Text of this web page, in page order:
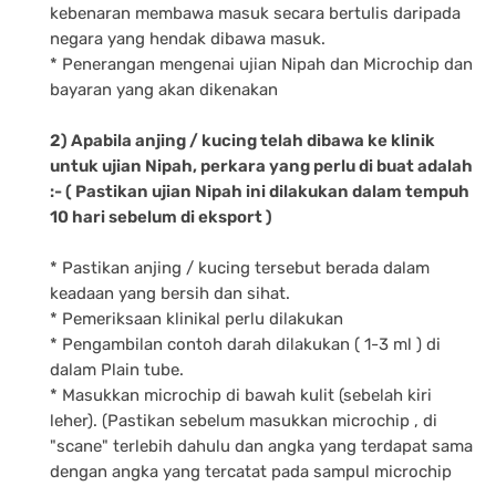
kebenaran membawa masuk secara bertulis daripada
negara yang hendak dibawa masuk.
* Penerangan mengenai ujian Nipah dan Microchip dan
bayaran yang akan dikenakan
2) Apabila anjing / kucing telah dibawa ke klinik
untuk ujian Nipah, perkara yang perlu di buat adalah
:- ( Pastikan ujian Nipah ini dilakukan dalam tempuh
10 hari sebelum di eksport )
* Pastikan anjing / kucing tersebut berada dalam
keadaan yang bersih dan sihat.
* Pemeriksaan klinikal perlu dilakukan
* Pengambilan contoh darah dilakukan ( 1-3 ml ) di
dalam Plain tube.
* Masukkan microchip di bawah kulit (sebelah kiri
leher). (Pastikan sebelum masukkan microchip , di
"scane" terlebih dahulu dan angka yang terdapat sama
dengan angka yang tercatat pada sampul microchip